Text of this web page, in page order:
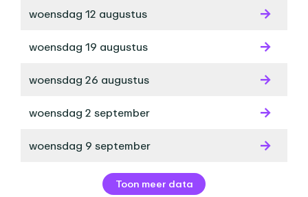
woensdag 12 augustus
woensdag 19 augustus
woensdag 26 augustus
woensdag 2 september
woensdag 9 september
Toon meer data